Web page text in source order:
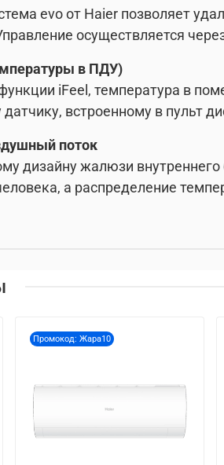
evo от Haier позволяет
осуществляется
в ПДУ)
iFeel, температура в
встроенному в пульт
поток
дизайну жалюзи
а распределение
Промокод: Жара10